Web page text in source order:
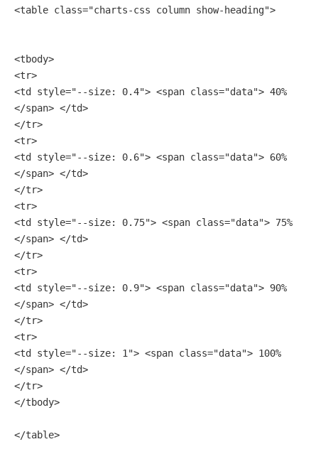
<table class="charts-css column show-heading">
<tbody>
<tr>
<td style="--size: 0.4"> <span class="data"> 40%
</span> </td>
</tr>
<tr>
<td style="--size: 0.6"> <span class="data"> 60%
</span> </td>
</tr>
<tr>
<td style="--size: 0.75"> <span class="data"> 75%
</span> </td>
</tr>
<tr>
<td style="--size: 0.9"> <span class="data"> 90%
</span> </td>
</tr>
<tr>
<td style="--size: 1"> <span class="data"> 100%
</span> </td>
</tr>
</tbody>
</table>